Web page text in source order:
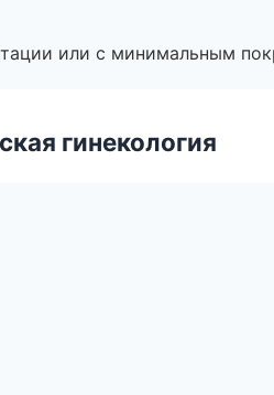
или с минимальным
гинекология